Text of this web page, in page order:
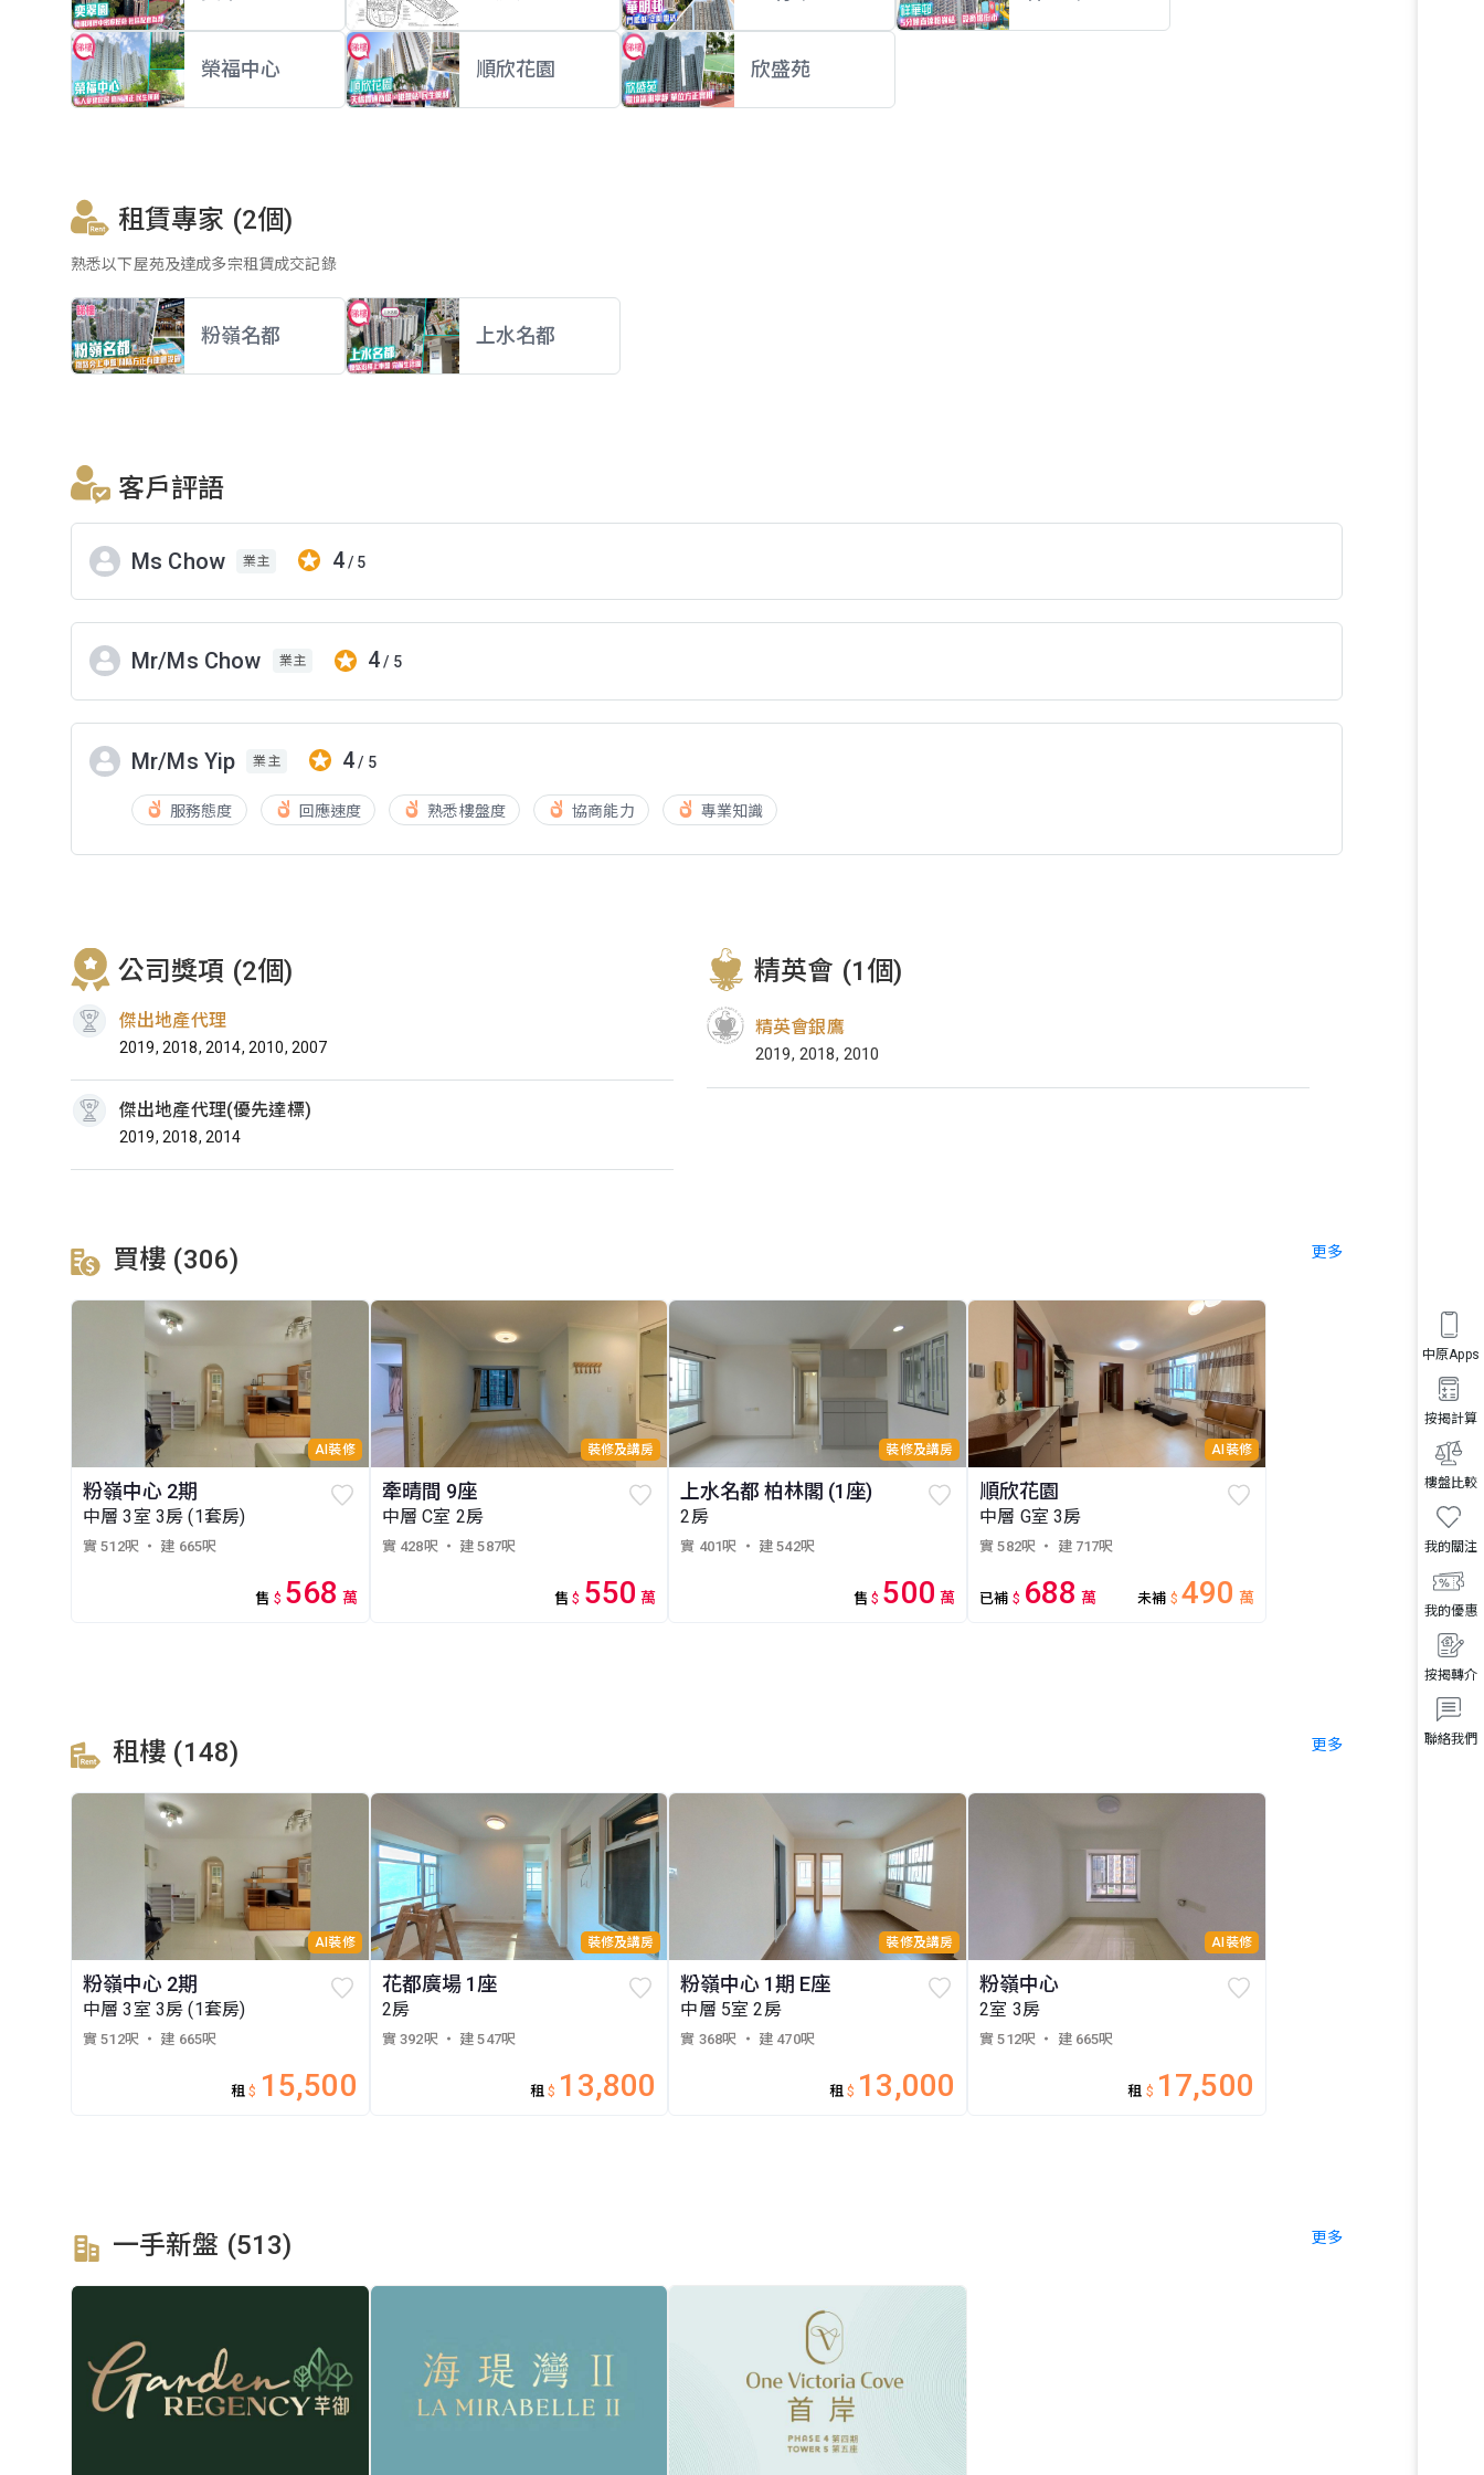
聯絡我們
按揭轉介
我的優惠
我的關注
樓盤比較
按揭計算
中原Apps
榮福中心 順欣花園 欣盛苑
租賃專家 (2個)
熟悉以下屋苑及達成多宗租賃成交記錄
粉嶺名都 上水名都
客戶評語
Ms Chow 業主 4/ 5
Mr/Ms Chow 業主 4/ 5
Mr/Ms Yip 業主 4/ 5
服務態度 回應速度 熟悉樓盤度 協商能力 專業知識
公司獎項 (2個)
傑出地產代理
2019, 2018, 2014, 2010, 2007
傑出地產代理(優先達標)
2019, 2018, 2014
精英會 (1個)
精英會銀鷹
2019, 2018, 2010
更多
買樓 (306)
AI裝修
粉嶺中心 2期
中層 3室 3房 (1套房)
實 512呎 ・ 建 665呎
售 $ 568 萬
裝修及講房
牽晴間 9座
中層 C室 2房
實 428呎 ・ 建 587呎
售 $ 550 萬
裝修及講房
上水名都 柏林閣 (1座)
2房
實 401呎 ・ 建 542呎
售 $ 500 萬
AI裝修
順欣花園
中層 G室 3房
實 582呎 ・ 建 717呎
未補 $490 萬
已補 $ 688 萬
更多
租樓 (148)
AI裝修
粉嶺中心 2期
中層 3室 3房 (1套房)
實 512呎 ・ 建 665呎
租 $ 15,500
裝修及講房
花都廣場 1座
2房
實 392呎 ・ 建 547呎
租$ 13,800
裝修及講房
粉嶺中心 1期 E座
中層 5室 2房
實 368呎 ・ 建 470呎
租$ 13,000
AI裝修
粉嶺中心
2室 3房
實 512呎 ・ 建 665呎
租 $ 17,500
更多
一手新盤 (513)